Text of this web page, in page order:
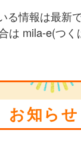
る情報は最新
は mila-e(つ
お知らせ